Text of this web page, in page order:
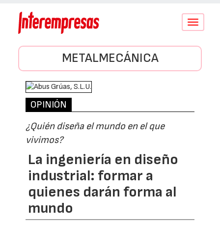
Conmutar
METALMECÁNICA
OPINIÓN
¿Quién diseña el mundo en el que
vivimos?
La ingeniería en diseño
industrial: formar a
quienes darán forma al
mundo